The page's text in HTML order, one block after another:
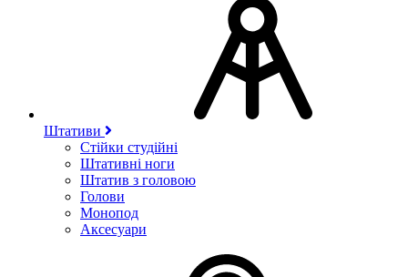
Штативи
Стійки студійні
Штативні ноги
Штатив з головою
Голови
Монопод
Аксесуари